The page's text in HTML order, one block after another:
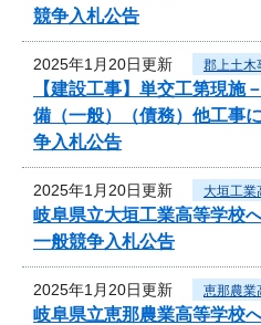
競争入札公告
2025年1月20日更新 郡上土木
【建設工事】単交工第現
備（一般）（債務）他工事
争入札公告
2025年1月20日更新 大垣工業
岐阜県立大垣工業高等学校
一般競争入札公告
2025年1月20日更新 恵那農業
岐阜県立恵那農業高等学校